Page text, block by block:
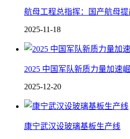
航母工程总指挥：国产航母
2025-11-18
2025 中国军队新质力量加速
2025-12-20
康宁武汉设玻璃基板生产线